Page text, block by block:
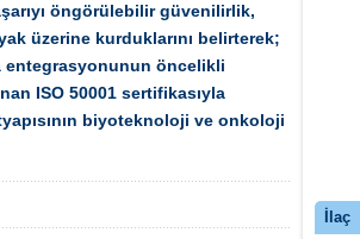
İlaç
öngörülebilir güvenilirlik,
üzerine kurduklarını belirterek;
entegrasyonunun öncelikli
ISO 50001 sertifikasıyla
biyoteknoloji ve onkoloji